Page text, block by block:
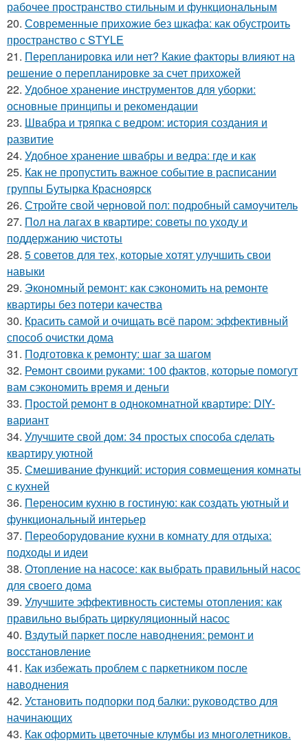
рабочее пространство стильным и функциональным
20. Современные прихожие без шкафа: как обустроить
пространство с STYLE
21. Перепланировка или нет? Какие факторы влияют на
решение о перепланировке за счет прихожей
22. Удобное хранение инструментов для уборки:
основные принципы и рекомендации
23. Швабра и тряпка с ведром: история создания и
развитие
24. Удобное хранение швабры и ведра: где и как
25. Как не пропустить важное событие в расписании
группы Бутырка Красноярск
26. Стройте свой черновой пол: подробный самоучитель
27. Пол на лагах в квартире: советы по уходу и
поддержанию чистоты
28. 5 советов для тех, которые хотят улучшить свои
навыки
29. Экономный ремонт: как сэкономить на ремонте
квартиры без потери качества
30. Красить самой и очищать всё паром: эффективный
способ очистки дома
31. Подготовка к ремонту: шаг за шагом
32. Ремонт своими руками: 100 фактов, которые помогут
вам сэкономить время и деньги
33. Простой ремонт в однокомнатной квартире: DIY-
вариант
34. Улучшите свой дом: 34 простых способа сделать
квартиру уютной
35. Смешивание функций: история совмещения комнаты
с кухней
36. Переносим кухню в гостиную: как создать уютный и
функциональный интерьер
37. Переоборудование кухни в комнату для отдыха:
подходы и идеи
38. Отопление на насосе: как выбрать правильный насос
для своего дома
39. Улучшите эффективность системы отопления: как
правильно выбрать циркуляционный насос
40. Вздутый паркет после наводнения: ремонт и
восстановление
41. Как избежать проблем с паркетником после
наводнения
42. Установить подпорки под балки: руководство для
начинающих
43. Как оформить цветочные клумбы из многолетников.